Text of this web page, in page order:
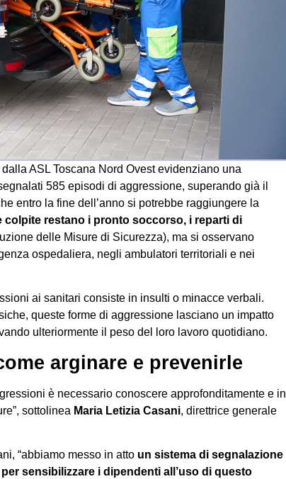
ASL Toscana Nord Ovest evidenziano una
585 episodi di aggressione, superando già il
entro la fine dell’anno si potrebbe raggiungere la
colpite restano i pronto soccorso, i reparti di
delle Misure di Sicurezza), ma si osservano
ospedaliera, negli ambulatori territoriali e nei
ai sanitari consiste in insulti o minacce verbali.
queste forme di aggressione lasciano un impatto
ulteriormente il peso del loro lavoro quotidiano.
arginare e prevenirle
è necessario conoscere approfonditamente e in
sottolinea Maria Letizia Casani, direttrice generale
“abbiamo messo in atto un sistema di segnalazione
sensibilizzare i dipendenti all’uso di questo